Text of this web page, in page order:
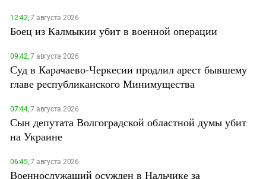
12:42,7 августа 2026
Боец из Калмыкии убит в военной операции
09:42,7 августа 2026
Суд в Карачаево-Черкесии продлил арест бывшему
главе республиканского Минимущества
07:44,7 августа 2026
Сын депутата Волгоградской областной думы убит
на Украине
06:45,7 августа 2026
Военнослужащий осужден в Нальчике за